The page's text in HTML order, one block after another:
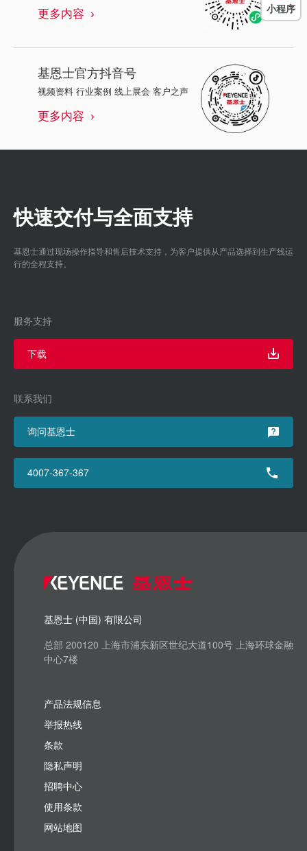
更多内容
基恩士官方抖音号
视频资料 行业案例 线上展会 客户之声
更多内容
快速交付与全面支持
基恩士通过现场操作指导和售后技术支持，为客户提供从产品选择到生产线运
行的全程支持。
服务支持
下载
联系我们
询问基恩士
4007-367-367
基恩士 (中国) 有限公司
总部 200120 上海市浦东新区世纪大道100号 上海环球金融
中心7楼
产品法规信息
举报热线
条款
隐私声明
招聘中心
使用条款
网站地图
小程序